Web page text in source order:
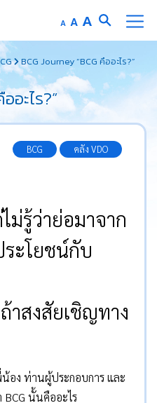
A Decrease
font
size.
AReset
font
size.
A Increase
font
size.
BCG Journey “BCG คืออะไร?”
อะไร?”
BCG คลัง VDO
ม่รู้ว่าย่อมาจาก
ระโยชน์กับ
าสงสัยเชิญทาง
อง ท่านผู้ประกอบการ และ
นั้นคืออะไร